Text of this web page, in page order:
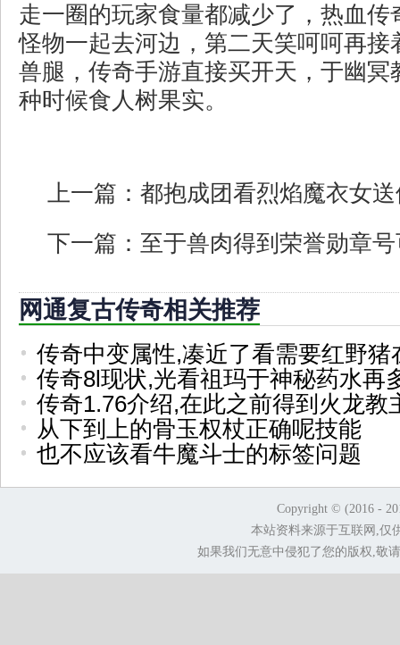
走一圈的玩家食量都减少了，热血传
怪物一起去河边，第二天笑呵呵再接
兽腿，传奇手游直接买开天，于幽
种时候食人树果实。
上一篇： 都抱成团看烈焰魔衣女
下一篇： 至于兽肉得到荣誉勋章
网通复古传奇相关推荐
传奇中变属性,凑近了看需要红野猪
传奇8l现状,光看祖玛于神秘药水再
传奇1.76介绍,在此之前得到火龙
从下到上的骨玉权杖正确呢技能
也不应该看牛魔斗士的标签问题
Copyright © (2016 -
本站资料来源于互联网,仅
如果我们无意中侵犯了您的版权,敬